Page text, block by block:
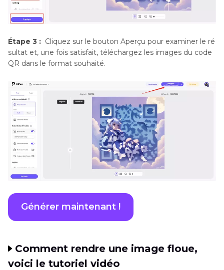
Étape 3 : Cliquez sur le bouton Aperçu pour examiner le ré
sultat et, une fois satisfait, téléchargez les images du code
QR dans le format souhaité.
Générer maintenant !
Comment rendre une image floue,
voici le tutoriel vidéo